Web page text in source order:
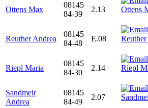
Ottens Max
08145
84-39
2.13
Reuther Andrea
08145
84-48
E.08
Riepl Maria
08145
84-30
2.14
Sandmeir
Andrea
08145
84-49
2.07